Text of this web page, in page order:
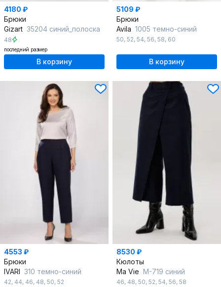
4180 ₽
Брюки
Gizart 35204 синий_полоска
48
последний размер
В корзину
5109 ₽
Брюки
Avila 1005 темно-синий
50, 52, 54, 56, 58, 60
В корзину
4553 ₽
Брюки
IVARI 310 темно-синий
42, 44, 46, 48, 50, 52
8530 ₽
Кюлоты
Ma Vie М-719 синий
46, 48, 50, 52, 54, 56, 58